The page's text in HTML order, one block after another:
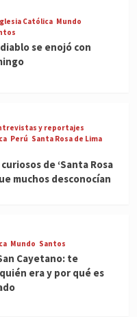
Católica Mundo
se enojó con
y reportajes
Perú Santa Rosa de Lima
de ‘Santa Rosa
muchos desconocían
Mundo Santos
Cayetano: te
era y por qué es